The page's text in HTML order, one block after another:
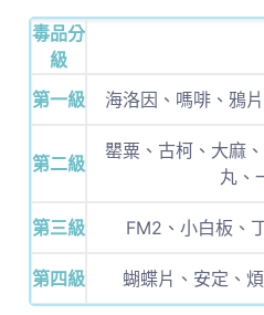
毒品分
級
第一級 海洛因、嗎啡、鴉
第二級
罌粟、古柯、大麻
丸、
第三級 FM2、小白板、
第四級 蝴蝶片、安定、